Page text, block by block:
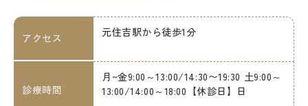
アクセス 元住吉駅から徒歩1分
診療時間
月~金9:00～13:00/14:30〜19:30 土9:00～
13:00/14:00～18:00【休診日】日